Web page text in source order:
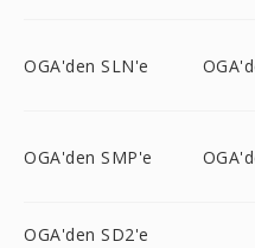
OGA'den SLN'e
OGA'den SMP'e
OGA'den SD2'e